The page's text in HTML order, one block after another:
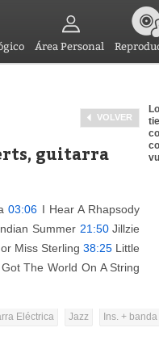
Área Personal
VOLVER
guitarra
03:06 I Hear A Rhapsody
Summer 21:50Jillzie
Miss Sterling38:25 Little
The World On A String
Eléctrica Jazz Ins. +